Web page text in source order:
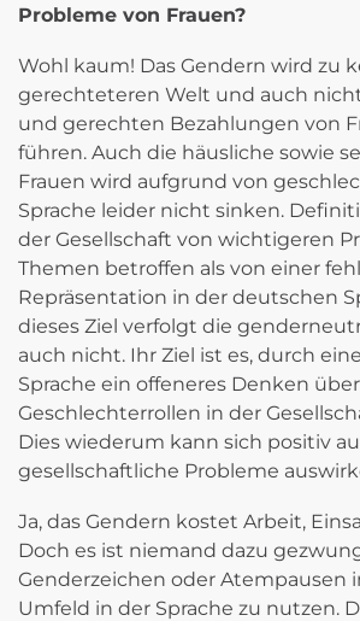
Probleme von Frauen?
Wohl kaum! Das Gendern wird zu
gerechteteren Welt und auch
und gerechten Bezahlungen von
führen. Auch die häusliche sowie
Frauen wird aufgrund von
Sprache leider nicht sinken.
der Gesellschaft von wichtigeren
Themen betroffen als von einer
Repräsentation in der deutschen
dieses Ziel verfolgt die
auch nicht. Ihr Ziel ist es, durch
Sprache ein offeneres Denken über
Geschlechterrollen in der
Dies wiederum kann sich positiv
gesellschaftliche Probleme
Ja, das Gendern kostet Arbeit,
Doch es ist niemand dazu
Genderzeichen oder Atempausen
Umfeld in der Sprache zu nutzen.